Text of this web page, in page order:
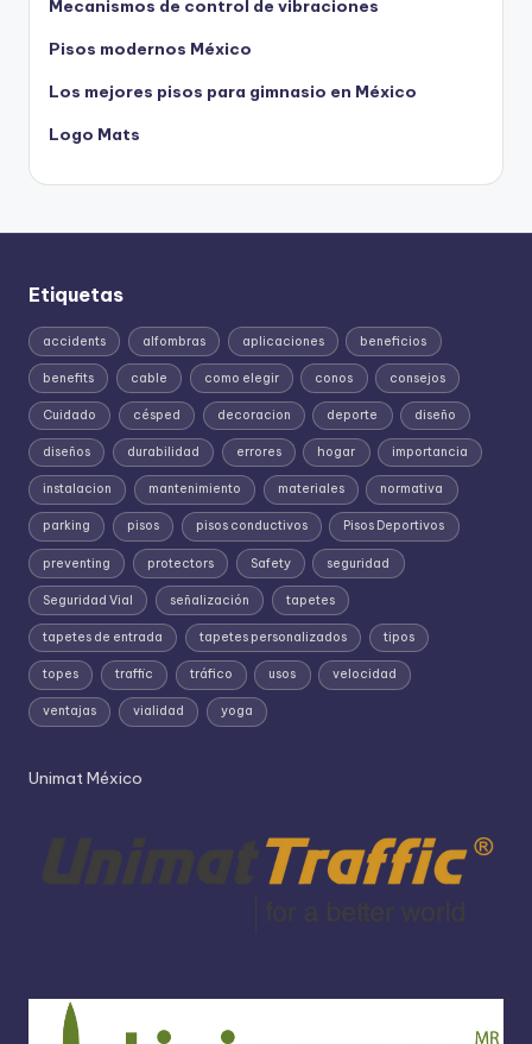
Mecanismos de control de vibraciones
Pisos modernos México
Los mejores pisos para gimnasio en México
Logo Mats
Etiquetas
accidents alfombras aplicaciones beneficios
benefits cable como elegir conos consejos
Cuidado césped decoracion deporte diseño
diseños durabilidad errores hogar importancia
instalacion mantenimiento materiales normativa
parking pisos pisos conductivos Pisos Deportivos
preventing protectors Safety seguridad
Seguridad Vial señalización tapetes
tapetes de entrada tapetes personalizados tipos
topes traffic tráfico usos velocidad
ventajas vialidad yoga
Unimat México